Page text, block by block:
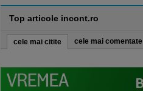
Top articole incont.ro
cele mai citite cele mai comentate